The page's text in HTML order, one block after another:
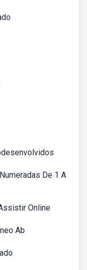
De 1 A
Online
Ab